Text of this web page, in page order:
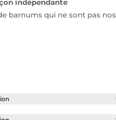
indépendante
barnums qui ne sont pas nos